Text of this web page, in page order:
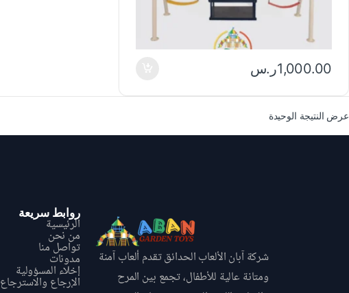
1,000.00ر.س
عرض النتيجة الوحيدة
شركة آبان الألعاب الحدائق تقدم ألعاب آمنة
ومتانة عالية للأطفال، تجمع بين المرح
روابط سريعة
الرئيسية
من نحن
تواصل منا
مدونات
إخلاء المسؤولية
الإرجاع والاسترجاع